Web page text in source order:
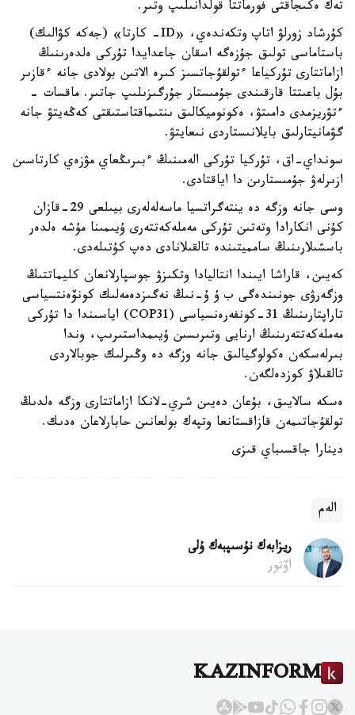
تەك ەكىجاقتى فورماتتا قولدانىلىپ وتىر.
كۇرشاد زورلۋ اتاپ وتكەندەي، «ID- كارتا» (جەكە كۋالىك)
باستاماسى تولىق جۇزەگە اسقان جاعدايدا تۇركى ەلدەرىنىڭ
ازاماتتارى تۇركياعا ءتولقۇجاتسىز كىرە الاتىن بولادى جانە ءقازىر
بۇل باعىتتا قارقىندى جۇمىستار جۇرگىزىلىپ جاتىر. ماقسات -
ءتۋريزمدى دامىتۋ، ەكونوميكالىق ىنتىماقتاستىقتى كەڭەيتۋ جانە
گۋمانيتارلىق بايلانىستاردى نىعايتۋ.
سونداي-اق، تۇركيا تۇركى الەمىنىڭ ءبىرىڭعاي مۋزەي كارتاسىن
ازىرلەۋ جۇمىستارىن دا اياقتادى.
وسى جانە وزگە دە ينتەگراتسيا ماسەلەلەرى بيىلعى 29-قازان
كۇنى انكارادا وتەتىن تۇركى مەملەكەتتەرى ۇيىمىنا مۇشە ەلدەر
باسشىلارىنىڭ سامميتىندە تالقىلانادى دەپ كۇتىلەدى.
كەيىن، قاراشا ايىندا انتاليادا وتكىزۋ جوسپارلانعان كليماتتىڭ
وزگەرۋى جونىندەگى ب ۇ ۇ-نىڭ نەگىزدەمەلىك كونۆەنتسياسى
تاراپتارىنىڭ 31-كونفەرەنسياسى (COP31) اياسىندا دا تۇركى
مەملەكەتتەرىنىڭ ارنايى وتىرىسىن ۇيىمداستىرىپ، وندا
بىرلەسكەن ەكولوگيالىق جانە وزگە دە وڭىرلىك جوبالاردى
تالقىلاۋ كوزدەلگەن.
ەسكە سالايىق، بۇعان دەيىن شري-لانكا ازاماتتارى وزگە ەلدىڭ
تولقۇجاتىمەن قازاقستانعا وتپەك بولعانىن حابارلاعان ەدىك.
دينارا جاقسىباي قىزى
الەم
ريزابەك نۇسىپبەك ۇلى
اۆتور
KAZINFORM